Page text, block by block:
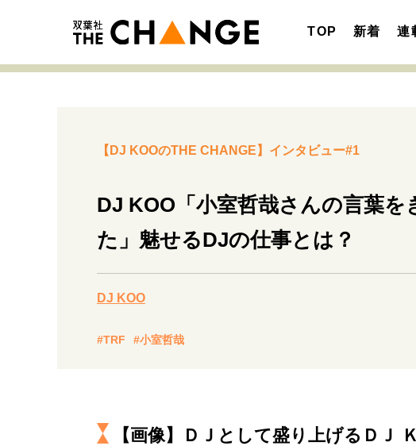
TOP 新着 連
サイトの核・哲学 運命を変えた出
【DJ KOOのTHE CHANGE】インタビュー#1
DJ KOO「小室哲哉さんの言葉
た」魅せるDJの仕事とは？
DJ KOO
#TRF #小室哲哉
【画像】ＤＪとして盛り上げるＤＪ